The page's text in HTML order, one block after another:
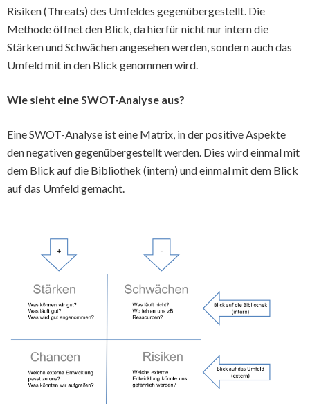
Risiken (Threats) des Umfeldes gegenübergestellt. Die
Methode öffnet den Blick, da hierfür nicht nur intern die
Stärken und Schwächen angesehen werden, sondern auch das
Umfeld mit in den Blick genommen wird.
Wie sieht eine SWOT-Analyse aus?
Eine SWOT-Analyse ist eine Matrix, in der positive Aspekte
den negativen gegenübergestellt werden. Dies wird einmal mit
dem Blick auf die Bibliothek (intern) und einmal mit dem Blick
auf das Umfeld gemacht.